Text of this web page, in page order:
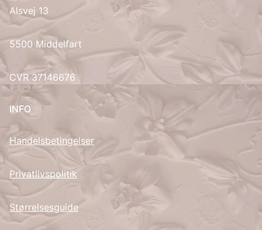
Alsvej 13
5500 Middelfart
CVR 37146676
INFO
Handelsbetingelser
Privatlivspolitik
Størrelsesguide